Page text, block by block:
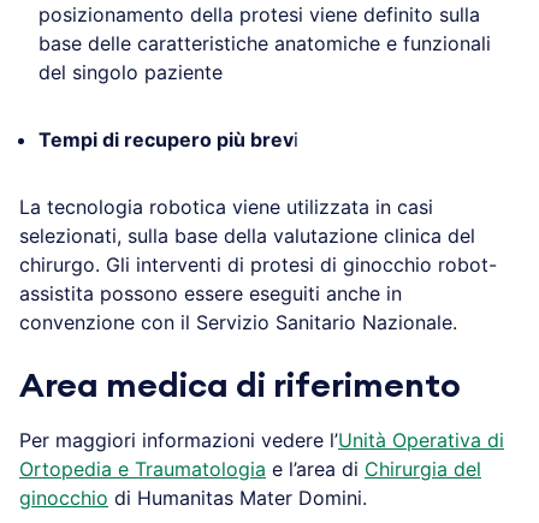
posizionamento della protesi viene definito sulla
base delle caratteristiche anatomiche e funzionali
del singolo paziente
Tempi di recupero più brevi
La tecnologia robotica viene utilizzata in casi
selezionati, sulla base della valutazione clinica del
chirurgo. Gli interventi di protesi di ginocchio robot-
assistita possono essere eseguiti anche in
convenzione con il Servizio Sanitario Nazionale.
Area medica di riferimento
Per maggiori informazioni vedere l’Unità Operativa di
Ortopedia e Traumatologia e l’area di Chirurgia del
ginocchio di Humanitas Mater Domini.